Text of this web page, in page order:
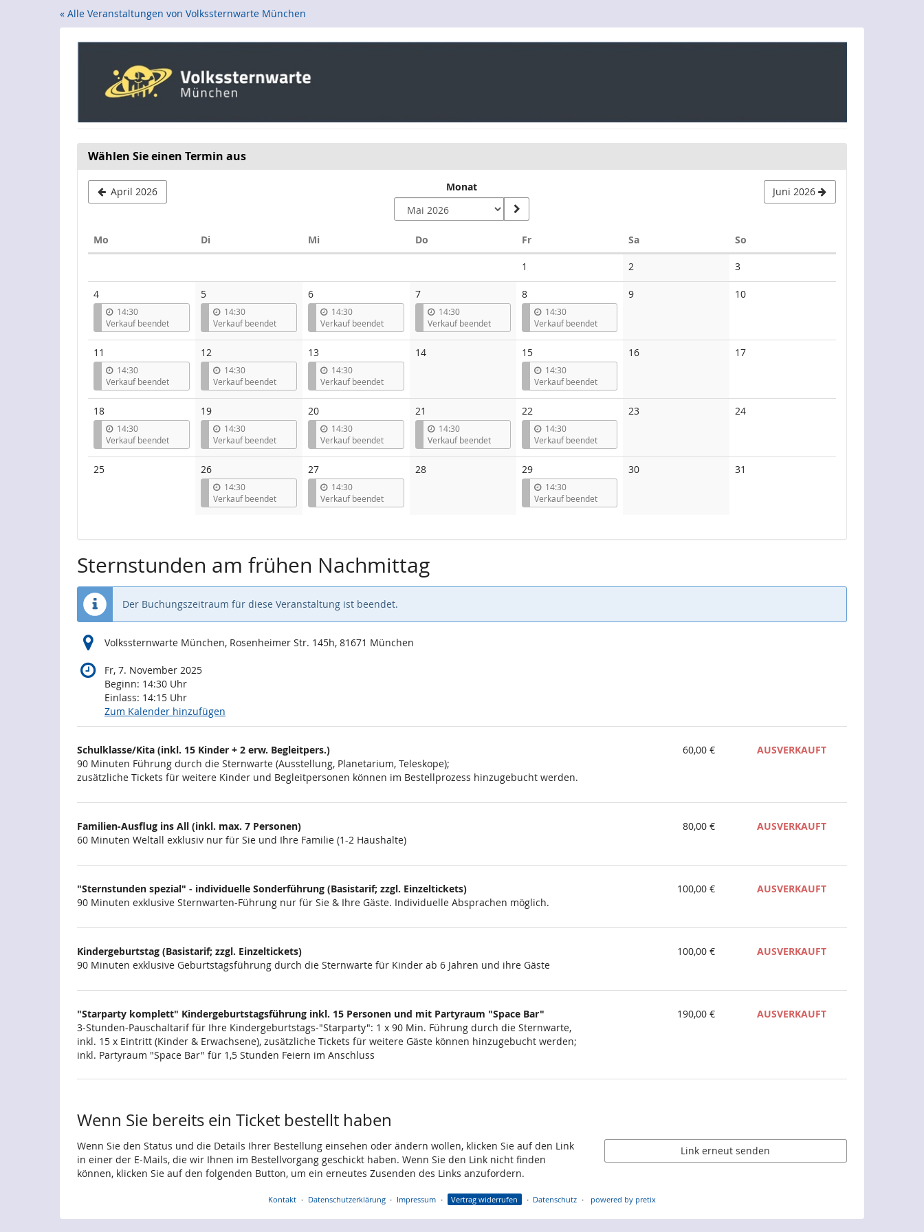
« Alle Veranstaltungen von Volkssternwarte München
Wählen Sie einen Termin aus
April 2026 Monat Juni 2026
Mo DiDienstag MiMittwoch Do FrFreitag SaSamstag So
1
Veranstaltungen
2
Veranstaltungen
3Keine
Veranstaltungen
4
14:30
Verkauf beendet
5
14:30
Verkauf beendet
6
14:30
Verkauf beendet
7
14:30
Verkauf beendet
8
14:30
Verkauf beendet
9Keine
10Keine
11
14:30
Verkauf beendet
12
14:30
Verkauf beendet
13
14:30
Verkauf beendet
14Keine
15
14:30
Verkauf beendet
16Keine
17Keine
18
14:30
Verkauf beendet
19
14:30
Verkauf beendet
20
14:30
Verkauf beendet
21
14:30
Verkauf beendet
22
14:30
Verkauf beendet
23Keine
24Keine
25Keine
26
14:30
Verkauf beendet
27
14:30
Verkauf beendet
28Keine
29
14:30
Verkauf beendet
30Keine
31
Sternstunden am frühen Nachmittag
Der Buchungszeitraum für diese Veranstaltung ist beendet.
Volkssternwarte München, Rosenheimer Str. 145h, 81671 München
Fr, 7. November 2025
Beginn: 14:30 Uhr
Einlass: 14:15 Uhr
Zum Kalender hinzufügen
Produkte
Unkategorisierte
Produkte
Schulklasse/Kita (inkl. 15 Kinder + 2 erw. Begleitpers.)
90 Minuten Führung durch die Sternwarte (Ausstellung, Planetarium, Teleskope);
zusätzliche Tickets für weitere Kinder und Begleitpersonen können im Bestellprozess hinzugebucht werden.
60,00 € AUSVERKAUFT
Familien-Ausflug ins All (inkl. max. 7 Personen)
60 Minuten Weltall exklusiv nur für Sie und Ihre Familie (1-2 Haushalte)
80,00 € AUSVERKAUFT
"Sternstunden spezial" - individuelle Sonderführung (Basistarif; zzgl. Einzeltickets)
90 Minuten exklusive Sternwarten-Führung nur für Sie & Ihre Gäste. Individuelle Absprachen möglich.
100,00 € AUSVERKAUFT
Kindergeburtstag (Basistarif; zzgl. Einzeltickets)
90 Minuten exklusive Geburtstagsführung durch die Sternwarte für Kinder ab 6 Jahren und ihre Gäste
100,00 € AUSVERKAUFT
"Starparty komplett" Kindergeburtstagsführung inkl. 15 Personen und mit Partyraum "Space Bar"
3-Stunden-Pauschaltarif für Ihre Kindergeburtstags-"Starparty": 1 x 90 Min. Führung durch die Sternwarte,
inkl. 15 x Eintritt (Kinder & Erwachsene), zusätzliche Tickets für weitere Gäste können hinzugebucht werden;
inkl. Partyraum "Space Bar" für 1,5 Stunden Feiern im Anschluss
190,00 € AUSVERKAUFT
Wenn Sie bereits ein Ticket bestellt haben
Wenn Sie den Status und die Details Ihrer Bestellung einsehen oder ändern wollen, klicken Sie auf den Link
in einer der E-Mails, die wir Ihnen im Bestellvorgang geschickt haben. Wenn Sie den Link nicht finden
können, klicken Sie auf den folgenden Button, um ein erneutes Zusenden des Links anzufordern.
Link erneut senden
Kontakt Datenschutzerklärung Impressum Vertrag widerrufen Datenschutz powered by pretix